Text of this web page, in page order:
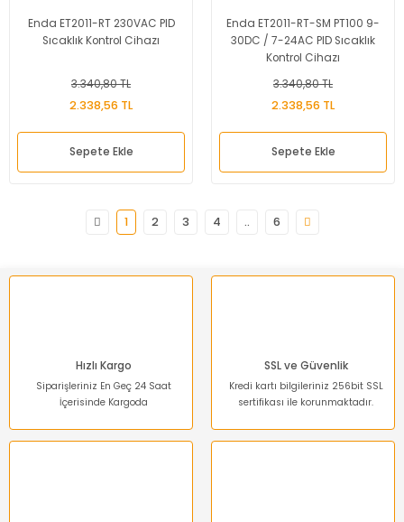
Enda ET2011-RT 230VAC PID
Sıcaklık Kontrol Cihazı
3.340,80 TL
2.338,56 TL
Sepete Ekle
Enda ET2011-RT-SM PT100 9-
30DC / 7-24AC PID Sıcaklık
Kontrol Cihazı
3.340,80 TL
2.338,56 TL
Sepete Ekle
1 2 3 4 .. 6
Hızlı Kargo
Siparişleriniz En Geç 24 Saat
İçerisinde Kargoda
SSL ve Güvenlik
Kredi kartı bilgileriniz 256bit SSL
sertifikası ile korunmaktadır.